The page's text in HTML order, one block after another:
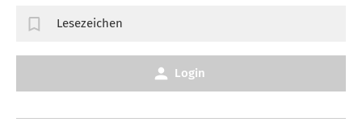
Lesezeichen
Login